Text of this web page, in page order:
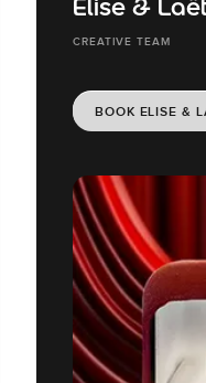
Elise &
CREATIVE TEAM
BOOK ELISE &